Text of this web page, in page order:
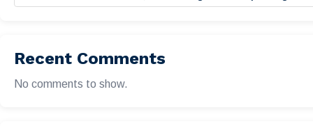
Recent Comments
No comments to show.